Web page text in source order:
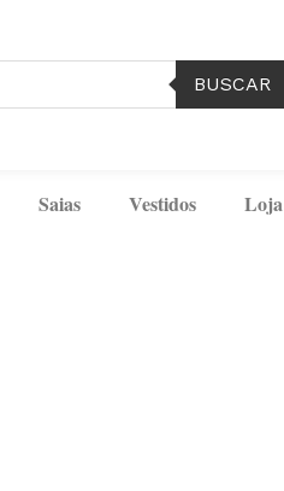
BUSCAR
Saias Vestidos Loja